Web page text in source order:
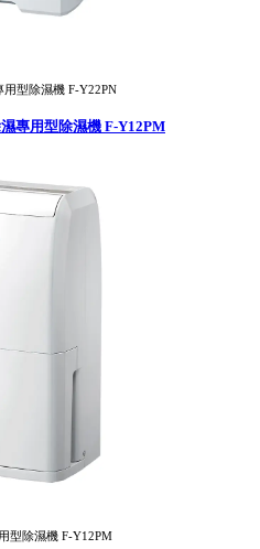
用型除濕機 F-Y22PN
專用型除濕機 F-Y12PM
型除濕機 F-Y12PM